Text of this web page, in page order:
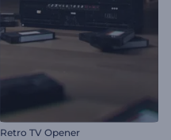
Retro TV Opener